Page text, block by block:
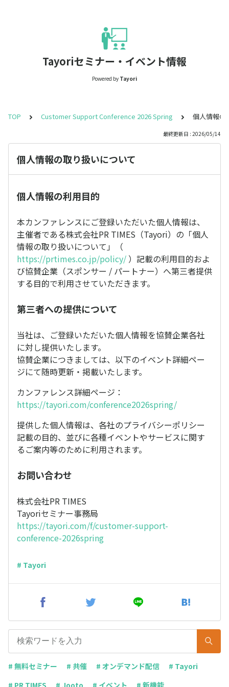
Tayoriセミナー・イベント情報
Powered by Tayori
TOP Customer Support Conference 2026 Spring 個人情報の
最終更新日 : 2026/05/14
個人情報の取り扱いについて
個人情報の利用目的
本カンファレンスにご登録いただいた個人情報は、
主催者である株式会社PR TIMES（Tayori）の「個人
情報の取り扱いについて」（
https://prtimes.co.jp/policy/ ）記載の利用目的およ
び協賛企業（スポンサー / パートナー）へ第三者提供
する目的で利用させていただきます。
第三者への提供について
当社は、ご登録いただいた個人情報を協賛企業各社
に対し提供いたします。
協賛企業につきましては、以下のイベント詳細ペー
ジにて随時更新・掲載いたします。
カンファレンス詳細ページ：
https://tayori.com/conference2026spring/
提供した個人情報は、各社のプライバシーポリシー
記載の目的、並びに各種イベントやサービスに関す
るご案内等のために利用されます。
お問い合わせ
株式会社PR TIMES
Tayoriセミナー事務局
https://tayori.com/f/customer-support-
conference-2026spring
# Tayori
# 無料セミナー # 共催 # オンデマンド配信
# Tayori
# PR TIMES
# Jooto # イベント # 新機能